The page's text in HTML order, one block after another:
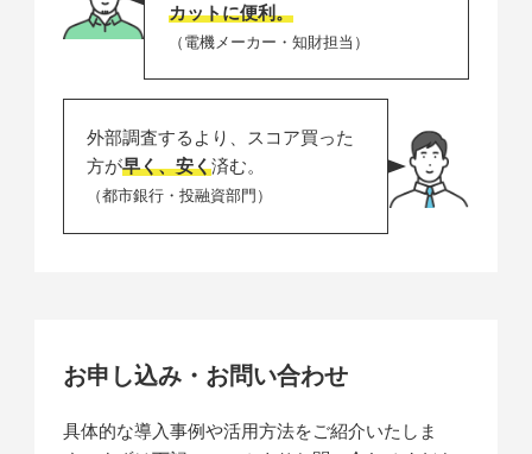
カットに便利。
（電機メーカー・知財担当）
外部調査するより、スコア買った
方が早く、安く済む。
（都市銀行・投融資部門）
お申し込み・お問い合わせ
具体的な導入事例や活用方法をご紹介いたしま